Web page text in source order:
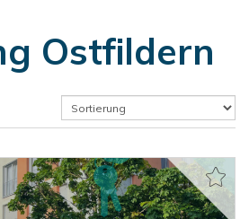
Ostfildern